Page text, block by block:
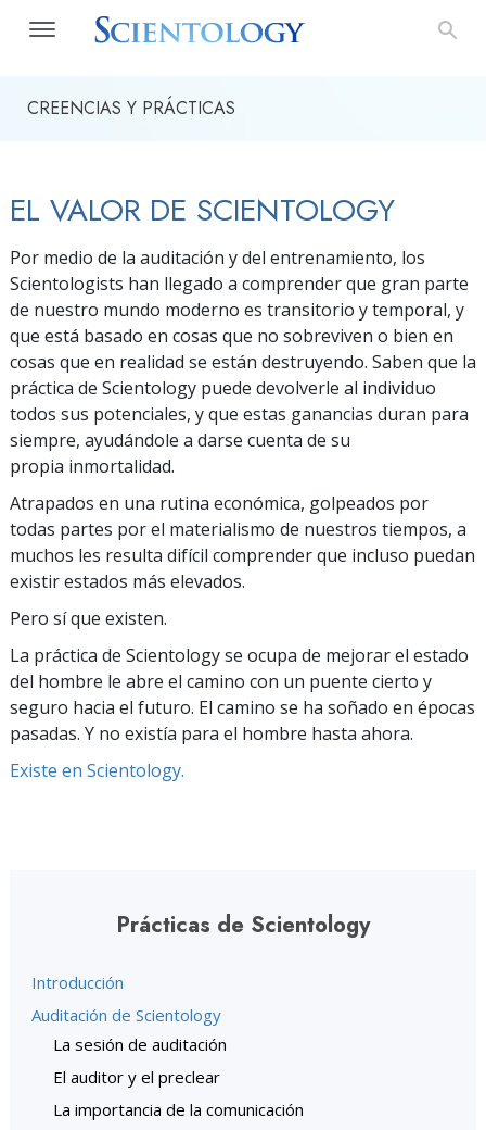
CREENCIAS Y PRÁCTICAS
EL VALOR DE SCIENTOLOGY
Por medio de la auditación y del entrenamiento, los
Scientologists han llegado a comprender que gran parte
de nuestro mundo moderno es transitorio y temporal, y
que está basado en cosas que no sobreviven o bien en
cosas que en realidad se están destruyendo. Saben que la
práctica de Scientology puede devolverle al individuo
todos sus potenciales, y que estas ganancias duran para
siempre, ayudándole a darse cuenta de su
propia inmortalidad.
Atrapados en una rutina económica, golpeados por
todas partes por el materialismo de nuestros tiempos, a
muchos les resulta difícil comprender que incluso puedan
existir estados más elevados.
Pero sí que existen.
La práctica de Scientology se ocupa de mejorar el estado
del hombre le abre el camino con un puente cierto y
seguro hacia el futuro. El camino se ha soñado en épocas
pasadas. Y no existía para el hombre hasta ahora.
Existe en Scientology.
Prácticas de Scientology
Introducción
Auditación de Scientology
La sesión de auditación
El auditor y el preclear
La importancia de la comunicación